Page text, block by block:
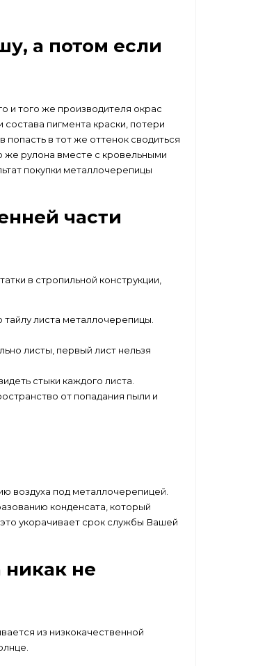
а потом если
и того же производителя окрас
пигмента краски, потери
в тот же оттенок сводиться
же рулона вместе с кровельными
покупки металлочерепицы
части
в стропильной конструкции,
листа металлочерепицы.
листы, первый лист нельзя
стыки каждого листа.
от попадания пыли и
воздуха под металлочерепицей.
конденсата, который
укорачивает срок службы Вашей
не
из низкокачественной